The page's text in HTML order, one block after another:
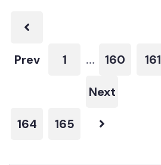
Prev 1 … 160 161
164 165
Next